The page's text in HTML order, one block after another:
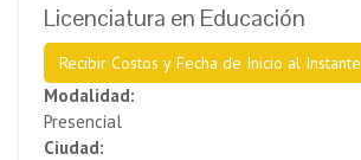
Licenciatura en Educación
Recibir Costos y Fecha de Inicio al Instante
Modalidad:
Presencial
Ciudad: